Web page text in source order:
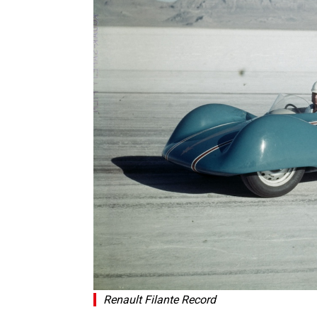
Renault Filante Record